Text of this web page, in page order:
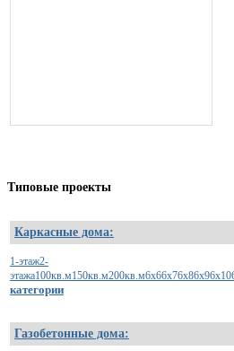
Типовые проекты
Каркасные дома:
1-этаж2-
этажа100кв.м150кв.м200кв.м6х66х76х86х96х10
категории
Газобетонные дома: